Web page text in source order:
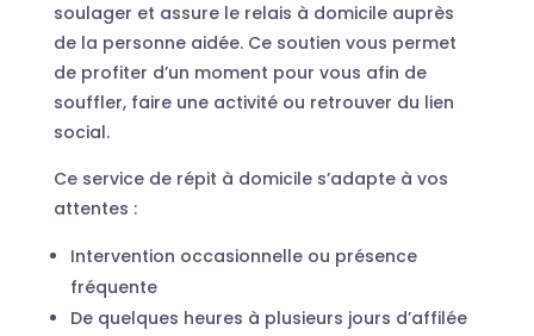
soulager et assure le relais à domicile auprès
de la personne aidée. Ce soutien vous permet
de profiter d’un moment pour vous afin de
souffler, faire une activité ou retrouver du lien
social.
Ce service de répit à domicile s’adapte à vos
attentes :
Intervention occasionnelle ou présence
fréquente
De quelques heures à plusieurs jours d’affilée